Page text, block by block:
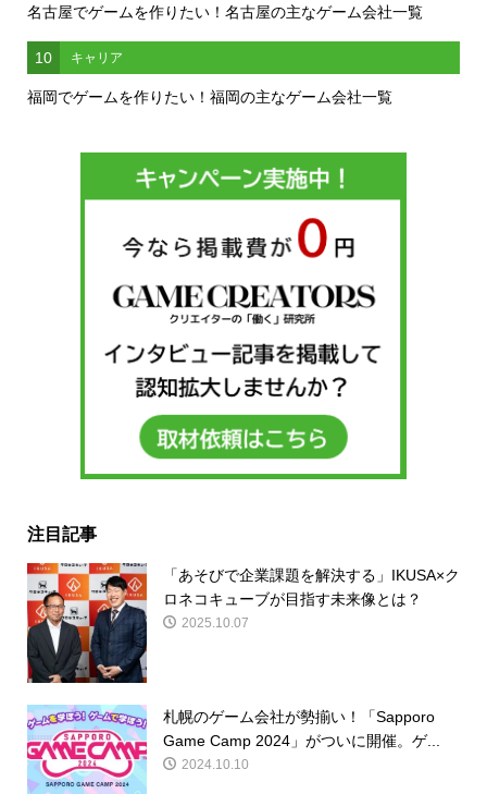
名古屋でゲームを作りたい！名古屋の主なゲーム会社一覧
10 キャリア
福岡でゲームを作りたい！福岡の主なゲーム会社一覧
注目記事
「あそびで企業課題を解決する」IKUSA×ク
ロネコキューブが目指す未来像とは？
2025.10.07
札幌のゲーム会社が勢揃い！「Sapporo
Game Camp 2024」がついに開催。ゲ...
2024.10.10